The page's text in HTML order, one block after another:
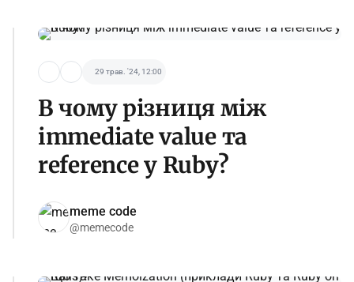
29 трав. '24, 12:00
В чому різниця між
immediate value та
reference у Ruby?
meme code
@memecode